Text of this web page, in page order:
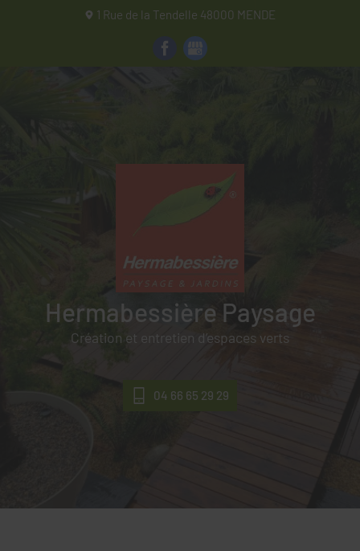
1 Rue de la Tendelle 48000 MENDE
Hermabessière Paysage
Création et entretien d’espaces verts
04 66 65 29 29
Hermabessière Paysage